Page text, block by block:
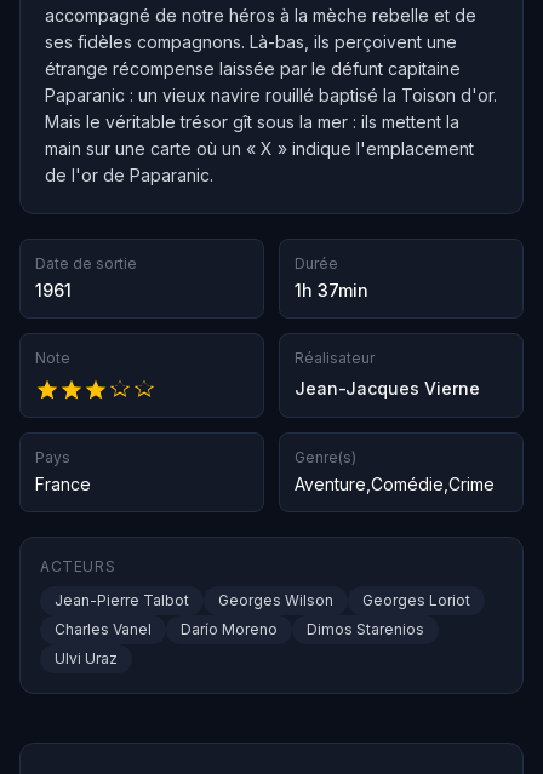
accompagné de notre héros à la mèche rebelle et de
ses fidèles compagnons. Là-bas, ils perçoivent une
étrange récompense laissée par le défunt capitaine
Paparanic : un vieux navire rouillé baptisé la Toison d'or.
Mais le véritable trésor gît sous la mer : ils mettent la
main sur une carte où un « X » indique l'emplacement
de l'or de Paparanic.
Date de sortie
1961
Durée
1h 37min
Note Réalisateur
Jean-Jacques Vierne
Pays
France
Genre(s)
Aventure Comédie Crime
ACTEURS
Jean-Pierre Talbot
Georges Wilson
Georges Loriot
Charles Vanel
Darío Moreno
Dimos Starenios
Ulvi Uraz